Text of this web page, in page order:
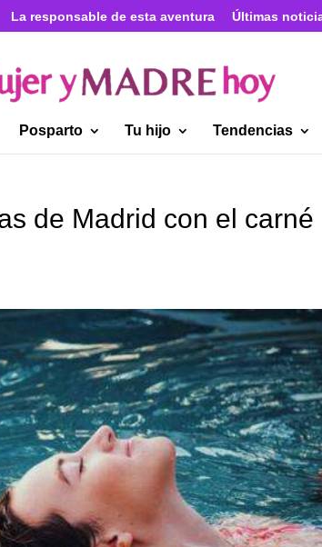
La responsable de esta aventura Últimas
Posparto Tu hijo Tendencias
de Madrid con el carné